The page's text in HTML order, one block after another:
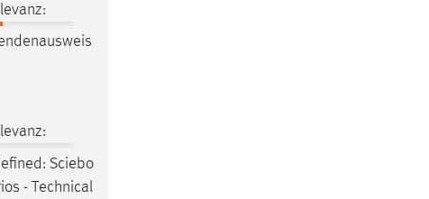
Sciebo
- Technical